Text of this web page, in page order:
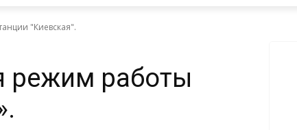
"Киевская".
режим работы